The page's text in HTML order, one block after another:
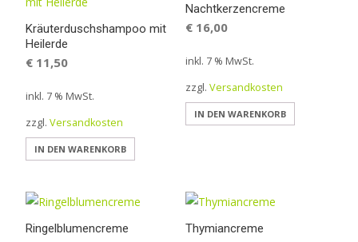
Kräuterduschshampoo mit
Heilerde
€ 11,50
inkl. 7 % MwSt.
zzgl. Versandkosten
IN DEN WARENKORB
Nachtkerzencreme
€16,00
inkl. 7 % MwSt.
zzgl. Versandkosten
IN DEN WARENKORB
Ringelblumencreme Thymiancreme